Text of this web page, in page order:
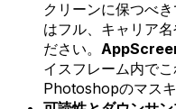
クリーンに保つべ
はフル、キャリア
ださい。
イスフレーム内で
Photoshopのマスキ